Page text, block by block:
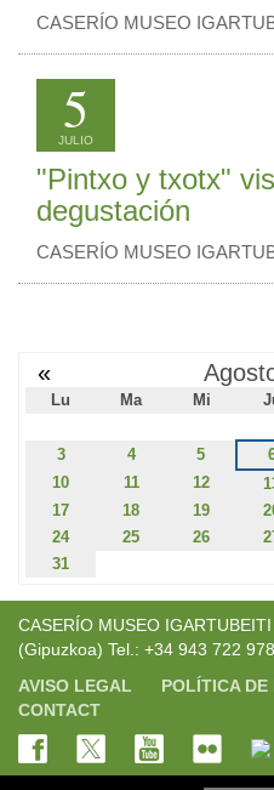
CASERÍO MUSEO
5
JULIO
"Pintxo y txotx"
degustación
CASERÍO MUSEO
«
Lu Ma Mi
3
4 5
10
11 12
17
18 19
24
25 26
31
CASERÍO MUSEO
(Gipuzkoa) Tel.: +34 943 722
AVISO LEGAL
POLÍTICA DE
CONTACT